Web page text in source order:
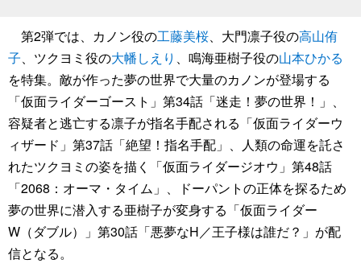
第2弾では、カノン役の工藤美桜、大門凛子役の高山侑
子、ツクヨミ役の大幡しえり 、鳴海亜樹子役の山本ひかる
を特集。敵が作った夢の世界で大量のカノンが登場する
「仮面ライダーゴースト」第34話「迷走！夢の世界！」、
容疑者と逃亡する凛子が指名手配される「仮面ライダーウ
ィザード」第37話「絶望！指名手配」、人類の命運を託さ
れたツクヨミの姿を描く「仮面ライダージオウ」第48話
「2068：オーマ・タイム」、ドーパントの正体を探るため
夢の世界に潜入する亜樹子が変身する「仮面ライダー
W（ダブル）」第30話「悪夢なH／王子様は誰だ？」が配
信となる。